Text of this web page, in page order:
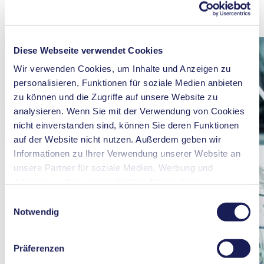
Diese Webseite verwendet Cookies
Wir verwenden Cookies, um Inhalte und Anzeigen zu
personalisieren, Funktionen für soziale Medien anbieten
zu können und die Zugriffe auf unsere Website zu
analysieren. Wenn Sie mit der Verwendung von Cookies
nicht einverstanden sind, können Sie deren Funktionen
auf der Website nicht nutzen. Außerdem geben wir
Informationen zu Ihrer Verwendung unserer Website an
unsere Partner für soziale Medien, Werbung und
zusammen, die Sie ihnen bereitgestellt haben oder die
sie im Rahmen Ihrer Nutzung der Dienste gesammelt
haben. Sie können Ihre Einwilligung jederzeit widerrufen,
indem Sie auf „Cookies“ am Ende der Website klicken
Notwendig
Präferenzen